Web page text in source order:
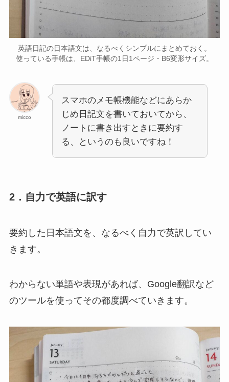
英語日記の日本語文は、なるべくシンプルにまとめておく。
使っている手帳は、EDiT手帳の1日1ページ・B6変形サイズ。
micco
スマホのメモ帳機能などにあらか
じめ日記文を書いておいてから、
ノートに書き出すときに要約す
る、というのも良いですね！
2．自力で英語に訳す
要約した日本語文を、なるべく自力で英訳してい
きます。
わからない単語や表現があれば、Google翻訳など
のツールを使ってその都度調べていきます。